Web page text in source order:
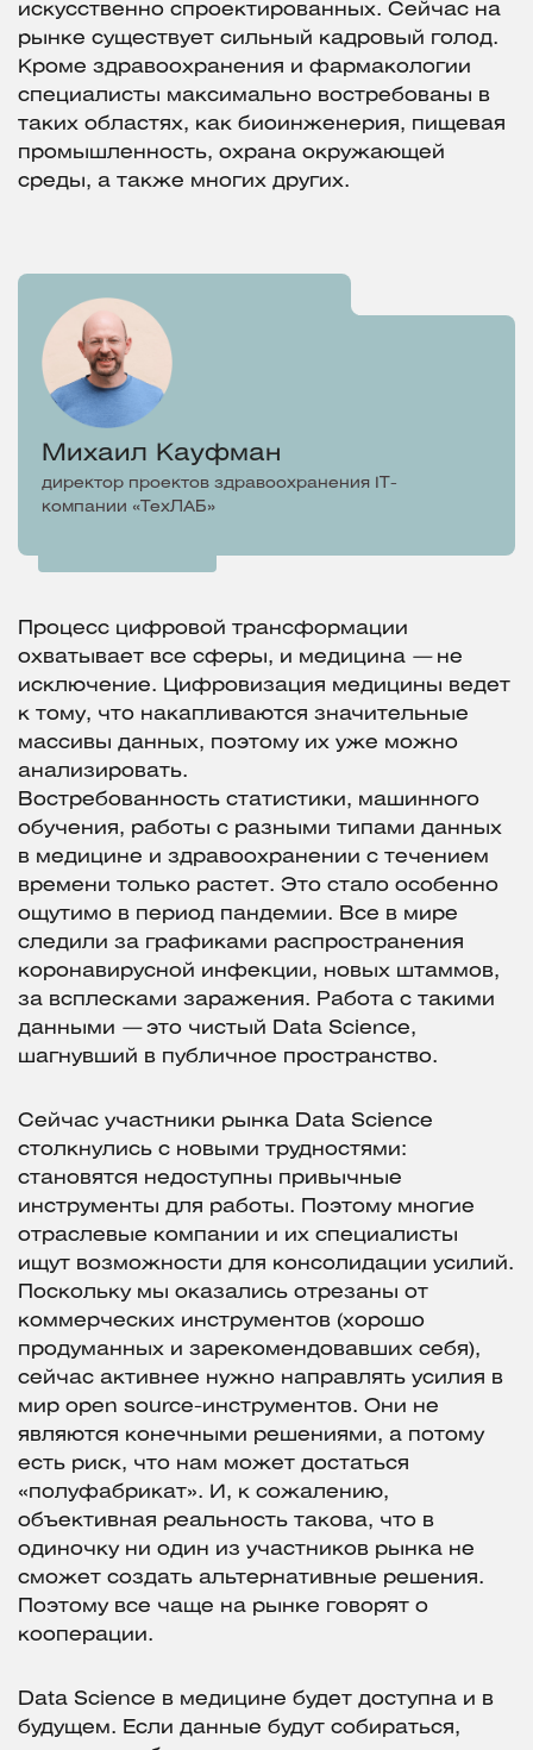
искусственно спроектированных. Сейчас на
рынке существует сильный кадровый голод.
Кроме здравоохранения и фармакологии
специалисты максимально востребованы в
таких областях, как биоинженерия, пищевая
промышленность, охрана окружающей
среды, а также многих других.
Михаил Кауфман
директор проектов здравоохранения IT-
компании «ТехЛАБ»
Процесс цифровой трансформации
охватывает все сферы, и медицина — не
исключение. Цифровизация медицины ведет
к тому, что накапливаются значительные
массивы данных, поэтому их уже можно
анализировать.
Востребованность статистики, машинного
обучения, работы с разными типами данных
в медицине и здравоохранении с течением
времени только растет. Это стало особенно
ощутимо в период пандемии. Все в мире
следили за графиками распространения
коронавирусной инфекции, новых штаммов,
за всплесками заражения. Работа с такими
данными —это чистый Data Science,
шагнувший в публичное пространство.
Сейчас участники рынка Data Science
столкнулись с новыми трудностями:
становятся недоступны привычные
инструменты для работы. Поэтому многие
отраслевые компании и их специалисты
ищут возможности для консолидации усилий.
Поскольку мы оказались отрезаны от
коммерческих инструментов (хорошо
продуманных и зарекомендовавших себя),
сейчас активнее нужно направлять усилия в
мир open source-инструментов. Они не
являются конечными решениями, а потому
есть риск, что нам может достаться
«полуфабрикат». И, к сожалению,
объективная реальность такова, что в
одиночку ни один из участников рынка не
сможет создать альтернативные решения.
Поэтому все чаще на рынке говорят о
кооперации.
Data Science в медицине будет доступна и в
будущем. Если данные будут собираться,